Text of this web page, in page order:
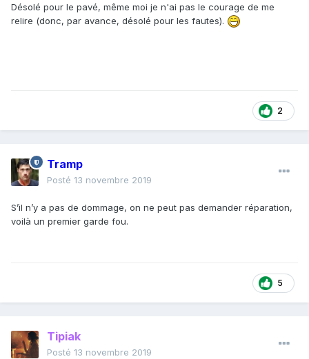
Désolé pour le pavé, même moi je n'ai pas le courage de me
relire (donc, par avance, désolé pour les fautes).
2
Tramp
Posté 13 novembre 2019
S’il n’y a pas de dommage, on ne peut pas demander réparation,
voilà un premier garde fou.
5
Tipiak
Posté 13 novembre 2019